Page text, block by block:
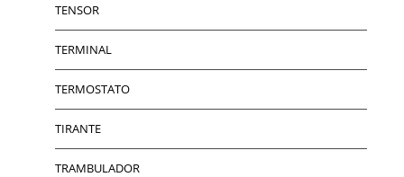
TENSOR
TERMINAL
TERMOSTATO
TIRANTE
TRAMBULADOR